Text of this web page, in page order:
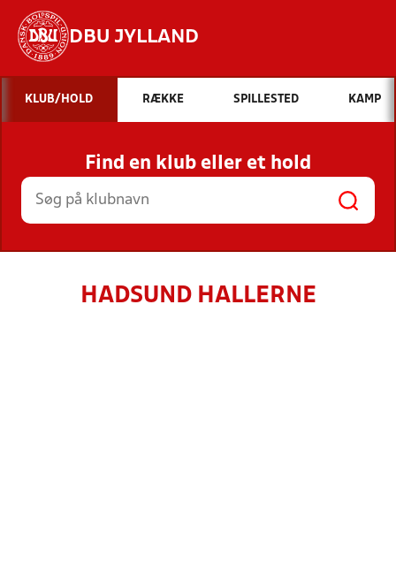
DBU JYLLAND
Hvad vil du søge efter?
INDHOLD OG NYHEDER
STILLINGER, RESULTATER, KLUBBER OG
HOLD
KLUB/HOLD RÆKKE SPILLESTED KAMP
Find en klub eller et hold
HADSUND HALLERNE